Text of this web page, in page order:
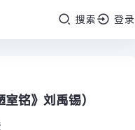
搜索 登录
室铭》刘禹锡）